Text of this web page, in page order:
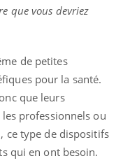
que vous devriez
de petites
pour la santé.
que leurs
professionnels ou
ce type de dispositifs
qui en ont besoin.